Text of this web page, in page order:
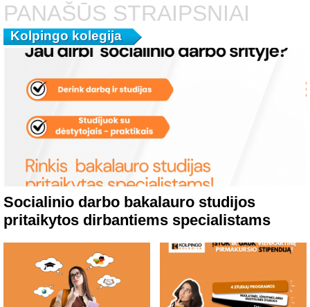
PANAŠŪS STRAIPSNIAI
Kolpingo kolegija
Socialinio darbo bakalauro studijos
pritaikytos dirbantiems specialistams